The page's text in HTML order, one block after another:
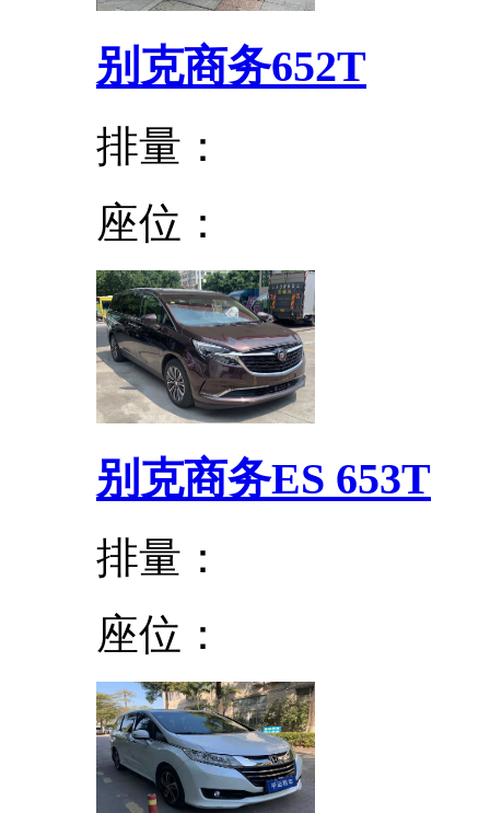
别克商务652T
排量：
座位：
别克商务ES 653T
排量：
座位：